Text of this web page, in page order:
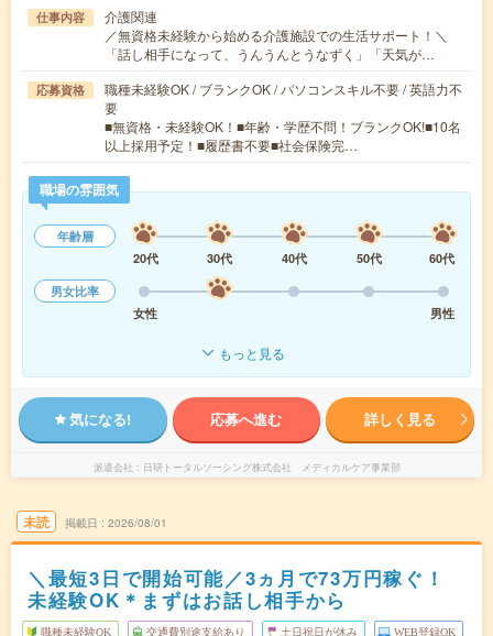
仕事内容
介護関連
／無資格未経験から始める介護施設での生活サポート！＼
「話し相手になって、うんうんとうなずく」「天気が…
応募資格
職種未経験OK / ブランクOK / パソコンスキル不要 / 英語力不
要
■無資格・未経験OK！■年齢・学歴不問！ブランクOK!■10名
以上採用予定！■履歴書不要■社会保険完…
職場の雰囲気
年齢層
20代
30代 40代 50代
60代
男女比率
女性
男性
もっと見る
気になる! 応募へ進む 詳しく見る
派遣会社 日研トータルソーシング株式会社 メディカルケア事業部
未読 掲載日 2026/08/01
＼最短3日で開始可能／3ヵ月で73万円稼ぐ！
未経験OK＊まずはお話し相手から
職種未経験OK 交通費別途支給あり 土日祝日が休み WEB登録OK